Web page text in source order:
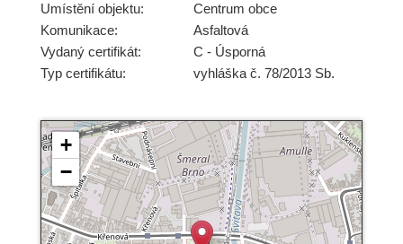
Umístění objektu:
Centrum obce
Komunikace:
Asfaltová
Vydaný certifikát:
C - Úsporná
Typ certifikátu:
vyhláška č. 78/2013 Sb.
+
−